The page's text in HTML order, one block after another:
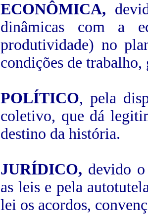
ECONÔMICA,
dinâmicas com a
produtividade) no
condições de
POLÍTICO, pela
coletivo, que dá
destino da história.
JURÍDICO, devido
as leis e pela
lei os acordos,